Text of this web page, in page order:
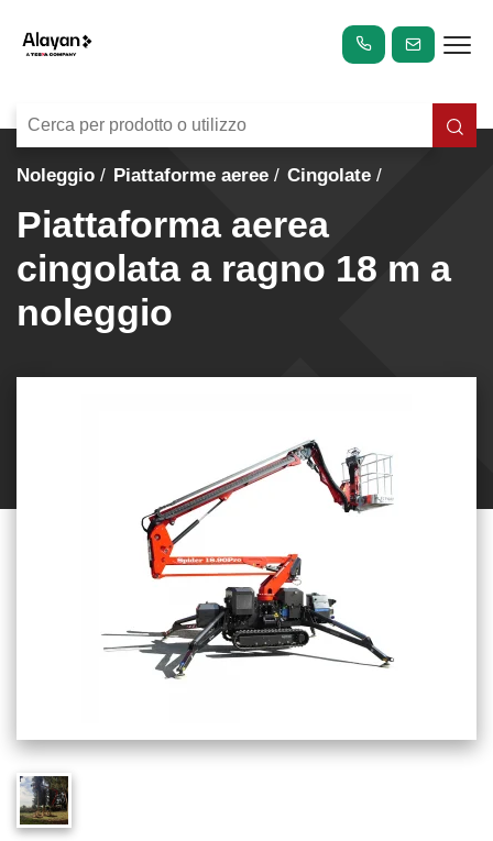
Noleggio Piattaforme aeree Cingolate
Piattaforma aerea
cingolata a ragno 18 m a
noleggio